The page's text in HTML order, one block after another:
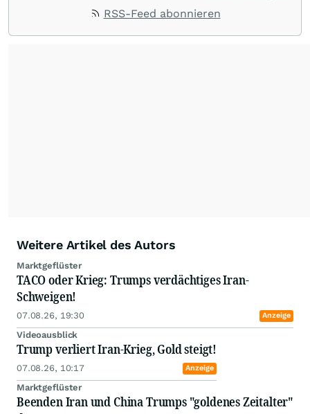
Konditionen zu handeln. Darüber hinaus
RSS-Feed abonnieren
Weitere Artikel des Autors
Marktgeflüster
TACO oder Krieg: Trumps verdächtiges Iran-
Schweigen!
07.08.26, 19:30 Anzeige
Videoausblick
Trump verliert Iran-Krieg, Gold steigt!
07.08.26, 10:17 Anzeige
Marktgeflüster
Beenden Iran und China Trumps "goldenes Zeitalter"